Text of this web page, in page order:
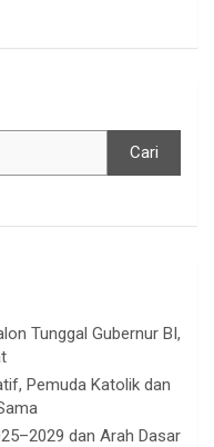
Cari
Tunggal Gubernur BI,
Pemuda Katolik dan
dan Arah Dasar